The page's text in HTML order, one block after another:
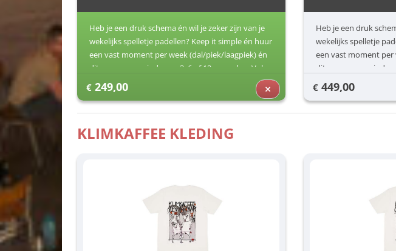
Heb je een druk schema én wil je zeker zijn van je
wekelijks spelletje padellen? Keep it simple én huur
een vast moment per week (dal/piek/laagpiek) én
dit voor een periode van 3, 6 of 12 maanden. Vul
jouw voorkeuren in (dag/uur) en dan zorgen wij
voor de rest.
€ 249,00
Heb je een druk
wekelijks spelletje
een vast moment per
dit voor een periode
jouw voorkeuren in
voor de rest.
€ 449,00
KLIMKAFFEE KLEDING